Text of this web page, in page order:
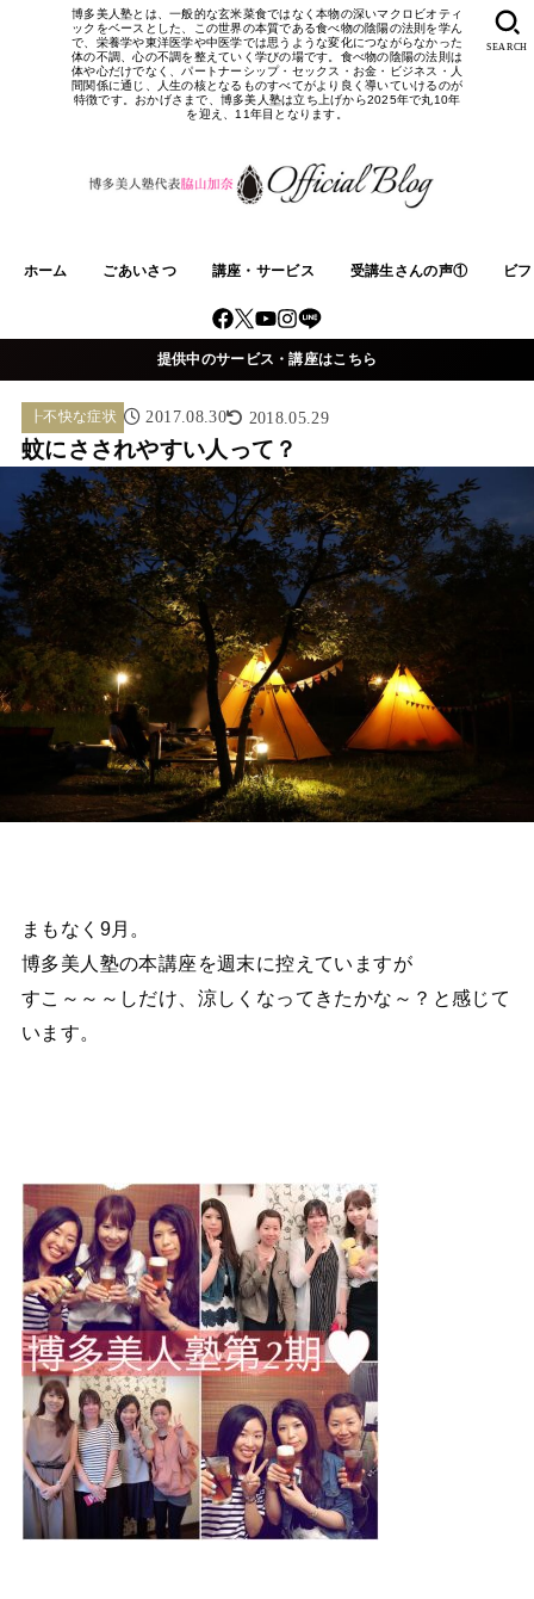
博多美人塾とは、一般的な玄米菜食ではなく本物の深いマクロビオティ
ックをベースとした、この世界の本質である食べ物の陰陽の法則を学ん
で、栄養学や東洋医学や中医学では思うような変化につながらなかった
体の不調、心の不調を整えていく学びの場です。食べ物の陰陽の法則は
体や心だけでなく、パートナーシップ・セックス・お金・ビジネス・人
間関係に通じ、人生の核となるものすべてがより良く導いていけるのが
特徴です。おかげさまで、博多美人塾は立ち上げから2025年で丸10年
を迎え、11年目となります。
ホーム ごあいさつ 講座・サービス 受講生さんの声① ビ
SEARCH
提供中のサービス・講座はこちら
┠不快な症状 2017.08.30 2018.05.29
蚊にさされやすい人って？
まもなく9月。
博多美人塾の本講座を週末に控えていますが
すこ～～～しだけ、涼しくなってきたかな～？と感じて
います。